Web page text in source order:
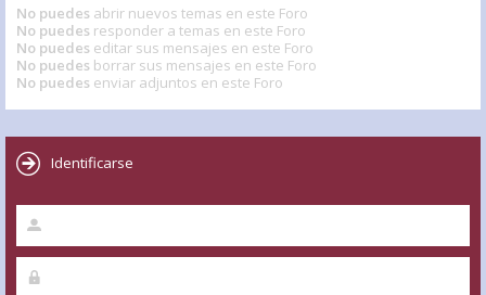
No puedes abrir nuevos temas en este Foro
No puedes responder a temas en este Foro
No puedes editar sus mensajes en este Foro
No puedes borrar sus mensajes en este Foro
No puedes enviar adjuntos en este Foro
Identificarse